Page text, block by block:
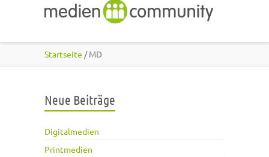
Startseite / MD
Neue Beiträge
Digitalmedien
Printmedien